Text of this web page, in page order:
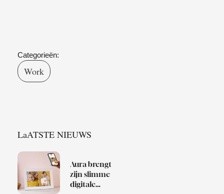
Categorieën:
Work
LaATSTE NIEUWS
Aura brengt
zijn slimme
digitale